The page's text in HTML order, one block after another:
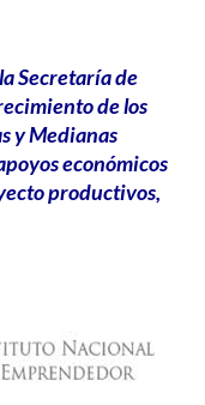
Secretaría de
de los
y Medianas
económicos
productivos,